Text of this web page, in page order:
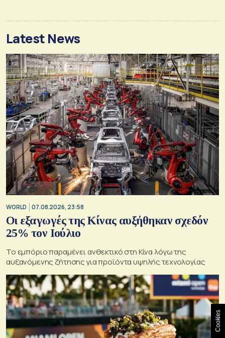
Latest News
WORLD 07.08.2026, 23:58
Οι εξαγωγές της Κίνας αυξήθηκαν σχεδόν
25% τον Ιούλιο
Το εμπόριο παραμένει ανθεκτικό στη Κίνα λόγω της
αυξανόμενης ζήτησης για προϊόντα υψηλής τεχνολογίας
Cookies